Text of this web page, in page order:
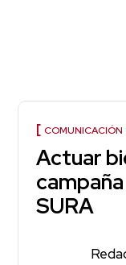
COMUNICACIÓN
Actuar
SURA